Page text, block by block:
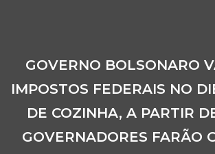
GOVERNO BOLSONARO
IMPOSTOS FEDERAIS NO
DE COZINHA, A PARTIR
GOVERNADORES FARÃO